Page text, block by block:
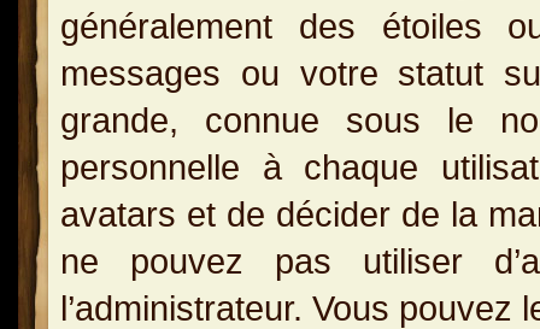
généralement des étoiles
messages ou votre statut
grande, connue sous le
personnelle à chaque
avatars et de décider de la
ne pouvez pas utiliser
l’administrateur. Vous